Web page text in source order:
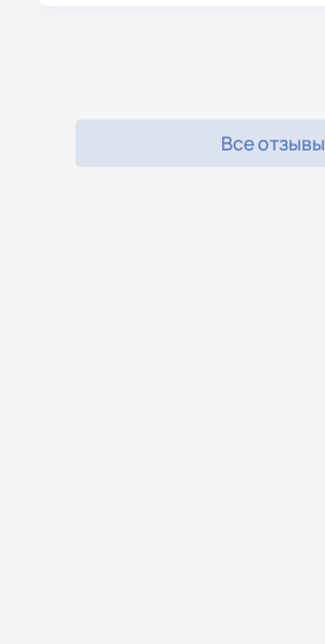
Все отзывы